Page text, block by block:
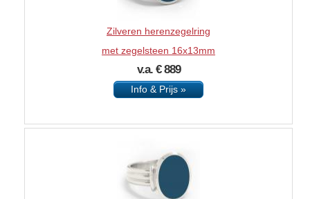
Zilveren herenzegelring
met zegelsteen 16x13mm
v.a. € 889
Info & Prijs »